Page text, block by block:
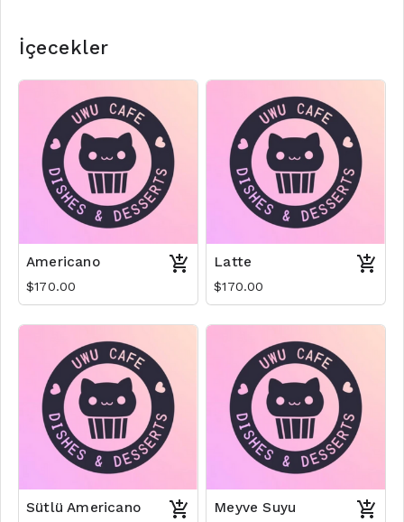
İçecekler
Americano
$170.00
Latte
$170.00
Sütlü Americano Meyve Suyu